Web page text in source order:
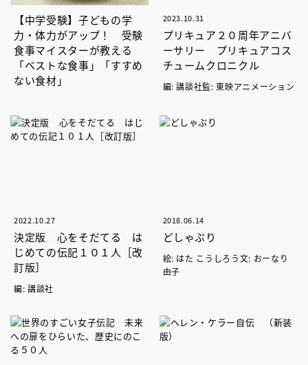
【中学受験】子どもの学
力・体力がアップ！ 受験
食事マイスターが教える
「ベストな食事」「すすめ
ない食材」
2023.10.31
プリキュア２０周年アニバ
ーサリー プリキュアコス
チュームクロニクル
編: 講談社監: 東映アニメーション
2022.10.27
決定版 心をそだてる は
じめての伝記１０１人［改
訂版］
編: 講談社
2018.06.14
どしゃぶり
絵: はた こうしろう文: おーなり
由子